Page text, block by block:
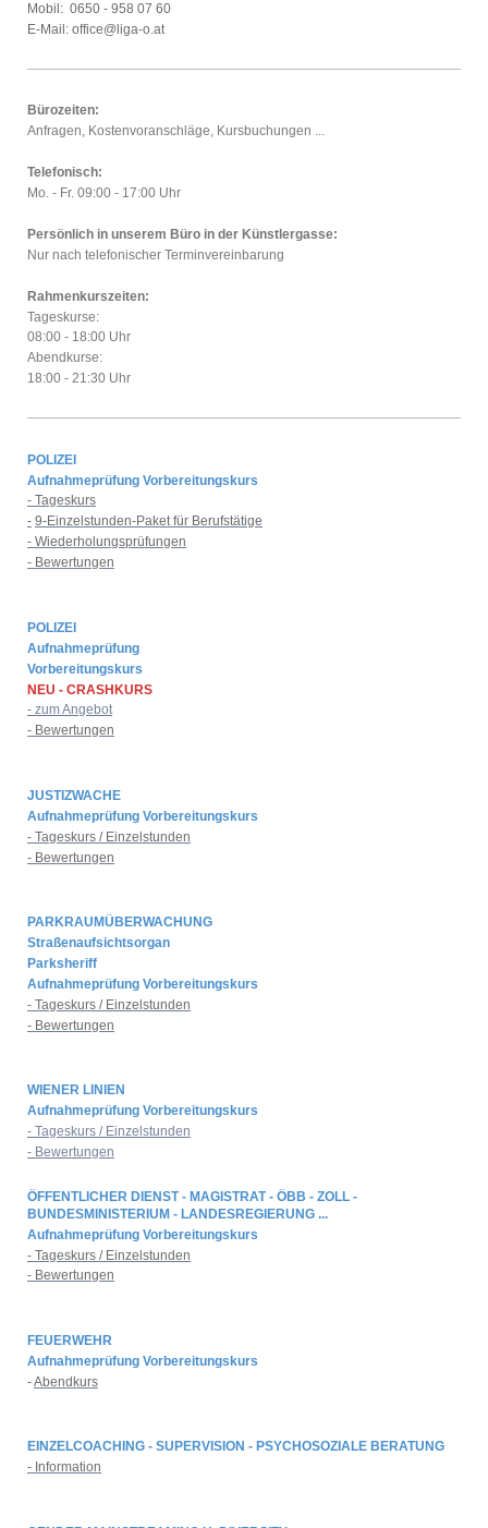
Mobil: 0650 - 958 07 60
E-Mail: office@liga-o.at
Bürozeiten:
Anfragen, Kostenvoranschläge, Kursbuchungen ...
Telefonisch:
Mo. - Fr. 09:00 - 17:00 Uhr
Persönlich in unserem Büro in der Künstlergasse:
Nur nach telefonischer Terminvereinbarung
Rahmenkurszeiten:
Tageskurse:
08:00 - 18:00 Uhr
Abendkurse:
18:00 - 21:30 Uhr
POLIZEI
Aufnahmeprüfung Vorbereitungskurs
- Tageskurs
- 9-Einzelstunden-Paket für Berufstätige
- Wiederholungsprüfungen
- Bewertungen
POLIZEI
Aufnahmeprüfung
Vorbereitungskurs
NEU - CRASHKURS
- zum Angebot
- Bewertungen
JUSTIZWACHE
Aufnahmeprüfung Vorbereitungskurs
- Tageskurs / Einzelstunden
- Bewertungen
PARKRAUMÜBERWACHUNG
Straßenaufsichtsorgan
Parksheriff
Aufnahmeprüfung Vorbereitungskurs
- Tageskurs / Einzelstunden
- Bewertungen
WIENER LINIEN
Aufnahmeprüfung Vorbereitungskurs
- Tageskurs / Einzelstunden
- Bewertungen
ÖFFENTLICHER DIENST - MAGISTRAT - ÖBB - ZOLL -
BUNDESMINISTERIUM - LANDESREGIERUNG ...
Aufnahmeprüfung Vorbereitungskurs
- Tageskurs / Einzelstunden
- Bewertungen
FEUERWEHR
Aufnahmeprüfung Vorbereitungskurs
-Abendkurs
EINZELCOACHING - SUPERVISION - PSYCHOSOZIALE BERATUNG
- Information